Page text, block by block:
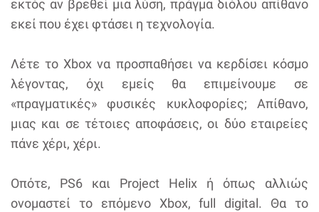
εκτός αν βρεθεί μια λύση, πράγμα διόλου απίθανο
εκεί που έχει φτάσει η τεχνολογία.
Λέτε το Xbox να προσπαθήσει να κερδίσει κόσμο
λέγοντας, όχι εμείς θα επιμείνουμε σε
«πραγματικές» φυσικές κυκλοφορίες; Απίθανο,
μιας και σε τέτοιες αποφάσεις, οι δύο εταιρείες
πάνε χέρι, χέρι.
Οπότε, PS6 και Project Helix ή όπως αλλιώς
ονομαστεί το επόμενο Xbox, full digital. Θα το